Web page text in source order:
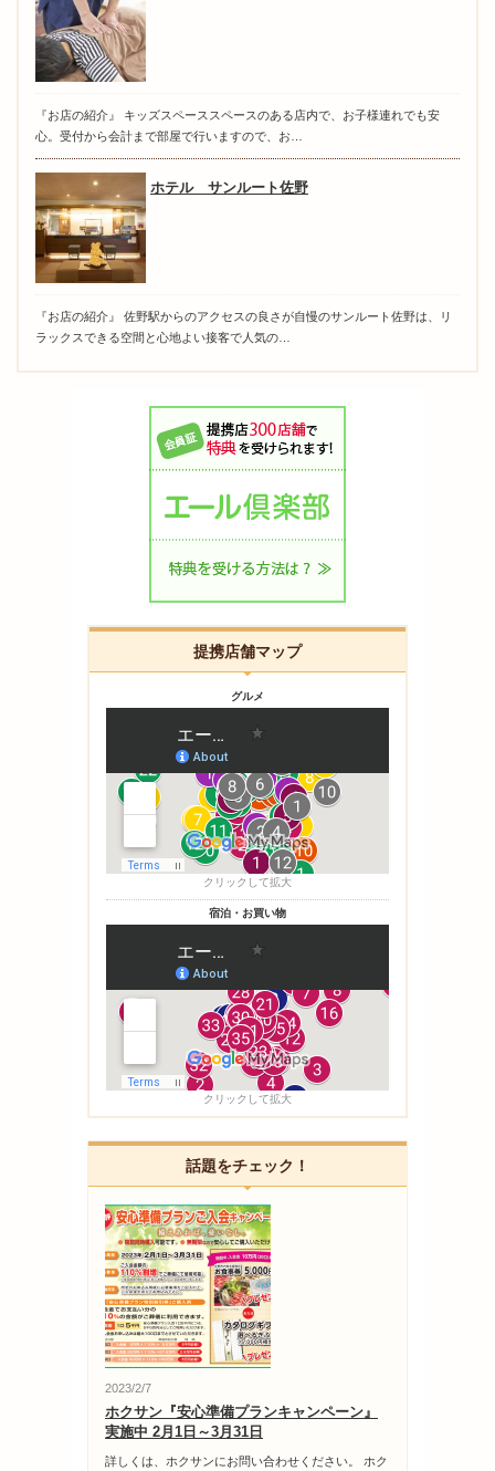
『お店の紹介』 キッズスペーススペースのある店内で、お子様連れでも安
心。受付から会計まで部屋で行いますので、お…
ホテル サンルート佐野
『お店の紹介』 佐野駅からのアクセスの良さが自慢のサンルート佐野は、リ
ラックスできる空間と心地よい接客で人気の…
提携店舗マップ
グルメ
クリックして拡大
宿泊・お買い物
クリックして拡大
話題をチェック！
2023/2/7
ホクサン『安心準備プランキャンペーン』
実施中 2月1日～3月31日
詳しくは、ホクサンにお問い合わせください。 ホク